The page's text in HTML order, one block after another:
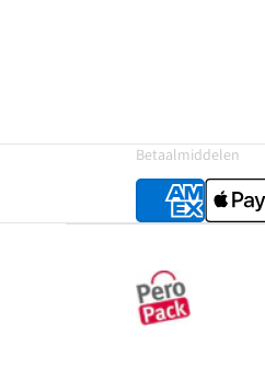
Betaalmiddelen